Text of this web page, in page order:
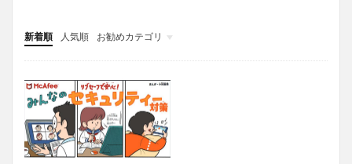
新着順 人気順
お勧めカテゴリ
投稿
学び
マンガ
電子書籍